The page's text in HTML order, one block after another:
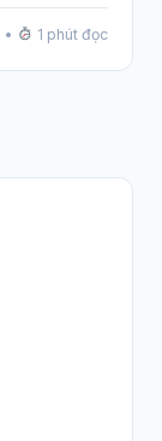
• 1 phút đọc